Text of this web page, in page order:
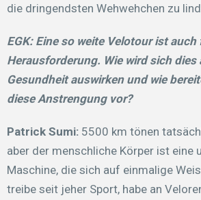
die dringendsten Wehwehchen zu
EGK: Eine so weite Velotour ist auch
Herausforderung. Wie wird sich dies
Gesundheit auswirken und wie
diese Anstrengung vor?
Patrick Sumi: 5500 km tönen
aber der menschliche Körper ist eine
Maschine, die sich auf einmalige
treibe seit jeher Sport, habe an